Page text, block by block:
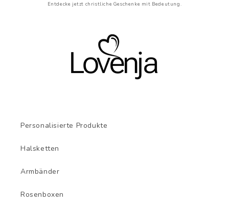
Entdecke jetzt christliche Geschenke mit Bedeutung.
Personalisierte Produkte
Halsketten
Armbänder
Rosenboxen